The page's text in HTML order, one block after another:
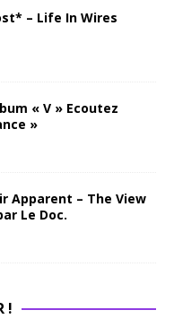
– Life In Wires
« V » Ecoutez
»
Apparent – The View
Le Doc.
!